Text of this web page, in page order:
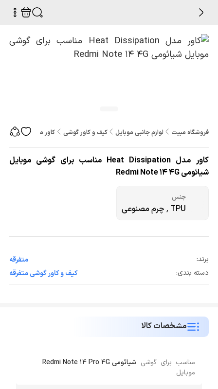
فروشگاه مبیت لوازم جانبی موبایل کیف و کاور گوشی کاور مدل Heat Dissipation مناسب برای گوشی موبایل شیائومی Redmi Note 14 4G
کاور مدل Heat Dissipation مناسب برای گوشی موبایل
شیائومی Redmi Note 14 4G
جنس
TPU , چرم مصنوعی
برند:
متفرقه
دسته بندی:
کیف و کاور گوشی متفرقه
مشخصات کالا
مناسب برای گوشی
موبایل
شیائومی Redmi Note 14 Pro 4G